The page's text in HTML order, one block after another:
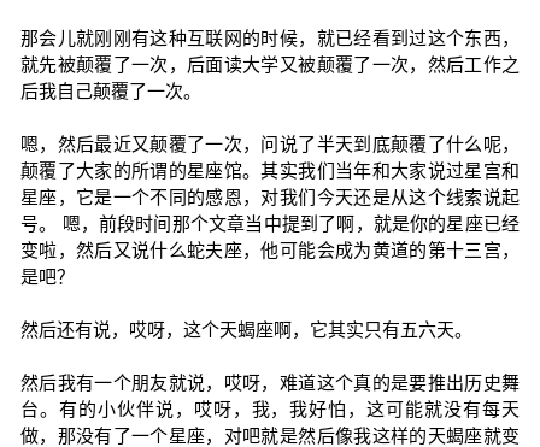
那会儿就刚刚有这种互联网的时候，就已经看到过这个东西，
就先被颠覆了一次，后面读大学又被颠覆了一次，然后工作之
后我自己颠覆了一次。
嗯，然后最近又颠覆了一次，问说了半天到底颠覆了什么呢，
颠覆了大家的所谓的星座馆。其实我们当年和大家说过星宫和
星座，它是一个不同的感恩，对我们今天还是从这个线索说起
号。 嗯，前段时间那个文章当中提到了啊，就是你的星座已经
变啦，然后又说什么蛇夫座，他可能会成为黄道的第十三宫，
是吧？
然后还有说，哎呀，这个天蝎座啊，它其实只有五六天。
然后我有一个朋友就说，哎呀，难道这个真的是要推出历史舞
台。有的小伙伴说，哎呀，我，我好怕，这可能就没有每天
做，那没有了一个星座，对吧就是然后像我这样的天蝎座就变